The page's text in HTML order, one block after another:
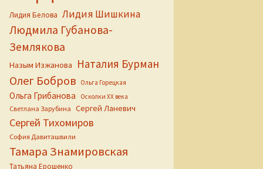
Лидия Белова Лидия Шишкина
Людмила Губанова-
Землякова
Назым Изжанова Наталия Бурман
Олег Бобров Ольга Горецкая
Ольга Грибанова Осколки ХХ века
Светлана Зарубина Сергей Ланевич
Сергей Тихомиров
София Давиташвили
Тамара Знамировская
Татьяна Ерошенко